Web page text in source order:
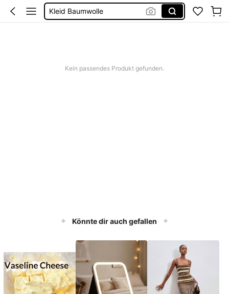
Kleid Baumwolle
Kein passendes Produkt gefunden.
Könnte dir auch gefallen